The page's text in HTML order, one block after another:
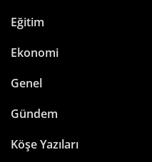
Eğitim
Ekonomi
Genel
Gündem
Köşe Yazıları